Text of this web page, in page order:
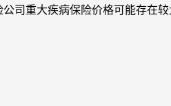
司重大疾病保险价格可能存在